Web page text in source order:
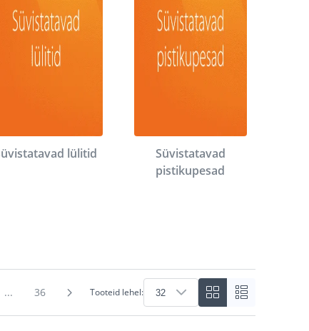
lülitid
Süvistatavad
pistikupesad
... 36 Tooteid lehel: